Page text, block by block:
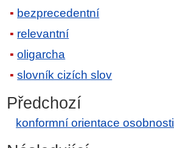
bezprecedentní
relevantní
oligarcha
slovník cizích slov
Předchozí
konformní orientace osobnosti